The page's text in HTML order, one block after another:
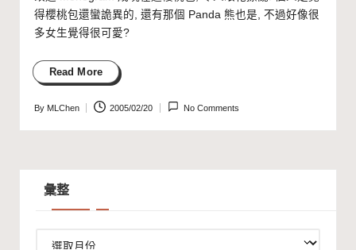
得櫻桃包還蠻詭異的, 還有那個 Panda 熊也是, 不過好像很
多女生覺得很可愛?
Read More
Posted
by
By MLChen 2005/02/20 No Comments
彙整